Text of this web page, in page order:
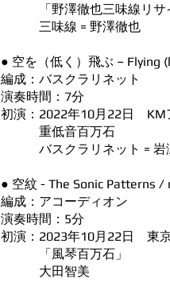
「野澤徹也三味線リサ
三味線 = 野澤徹也
● 空を（低く）飛ぶ – Flying
編成：バスクラリネット
演奏時間：7分
初演：2022年10月22日 KM
重低音百万石
バスクラリネット = 岩
● 空紋 - The Sonic Patterns
編成：アコーディオン
演奏時間：5分
初演：2023年10月22日 東
「風琴百万石」
大田智美